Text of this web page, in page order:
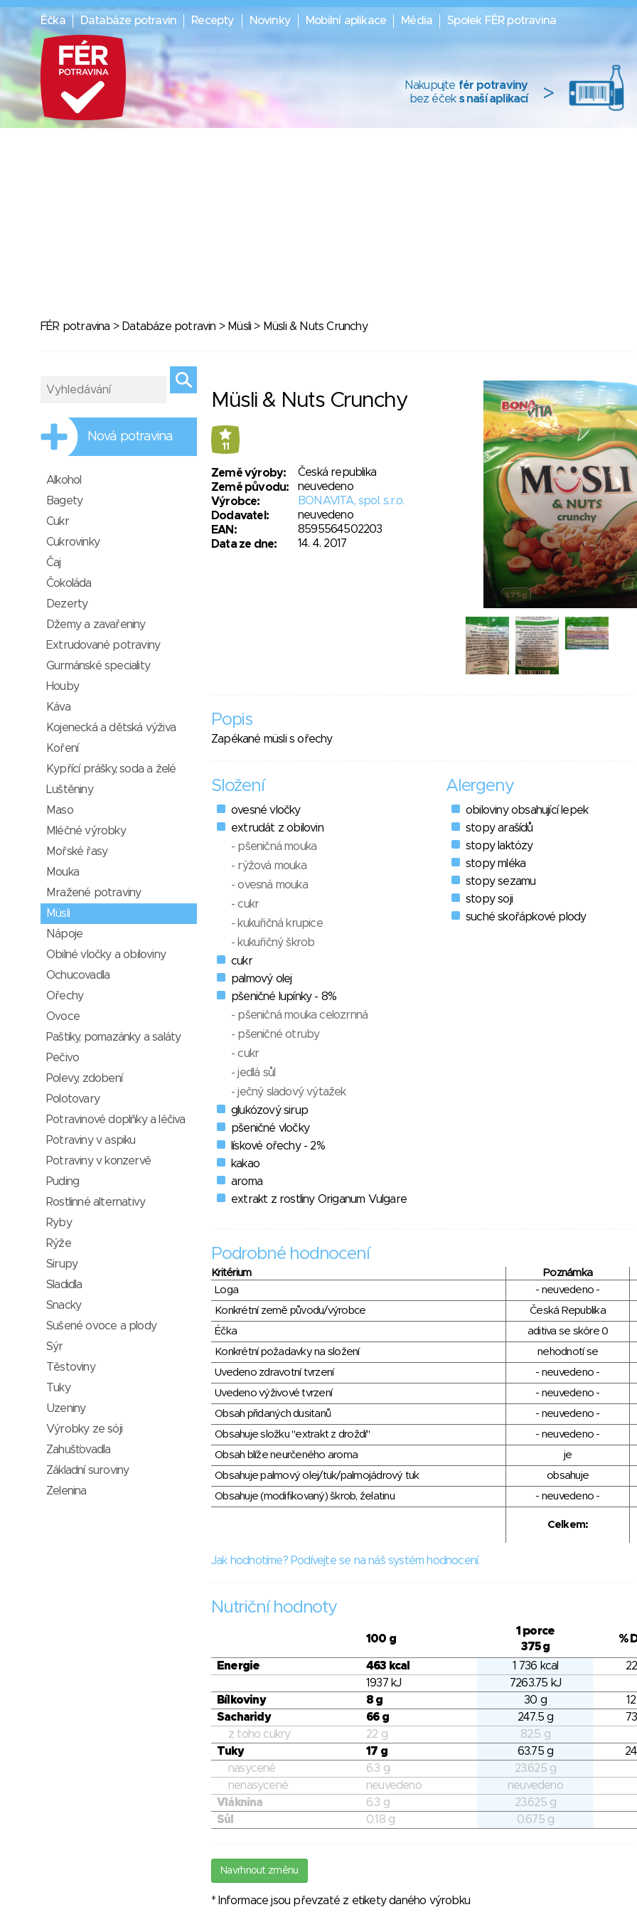
Éčka Databáze potravin Recepty Novinky Mobilní aplikace Média Spolek FÉR potravina
Nakupujte fér potraviny
bez éček s naší aplikací >
FÉR potravina > Databáze potravin > Müsli > Müsli & Nuts Crunchy
Müsli & Nuts Crunchy
11
Země výroby:
Česká republika
Země původu:
neuvedeno
Výrobce:
BONAVITA, spol. s.r.o.
Dodavatel:
neuvedeno
EAN:
8595564502203
Data ze dne:
14. 4. 2017
Popis
Zapékané müsli s ořechy
Složení
ovesné vločky
extrudát z obilovin
- pšeničná mouka
- rýžová mouka
- ovesná mouka
- cukr
- kukuřičná krupice
- kukuřičný škrob
cukr
palmový olej
pšeničné lupínky - 8%
- pšeničná mouka celozrnná
- pšeničné otruby
- cukr
- jedlá sůl
- ječný sladový výtažek
glukózový sirup
pšeničné vločky
lískové ořechy - 2%
kakao
aroma
extrakt z rostliny Origanum Vulgare
Alergeny
obiloviny obsahující lepek
stopy arašídů
stopy laktózy
stopy mléka
stopy sezamu
stopy soji
suché skořápkové plody
Podrobné hodnocení
Kritérium
Poznámka
Loga
- neuvedeno -
Konkrétní země původu/výrobce
Česká Republika
Éčka
aditiva se skóre 0
Konkrétní požadavky na složení
nehodnotí se
Uvedeno zdravotní tvrzení
- neuvedeno -
Uvedeno výživové tvrzení
- neuvedeno -
Obsah přidaných dusitanů
- neuvedeno -
Obsahuje složku "extrakt z droždí"
- neuvedeno -
Obsah blíže neurčeného aroma
je
Obsahuje palmový olej/tuk/palmojádrový tuk
obsahuje
Obsahuje (modifikovaný) škrob, želatinu
- neuvedeno -
Celkem:
Jak hodnotíme? Podívejte se na náš systém hodnocení.
Nutriční hodnoty
100 g
1 porce
375 g
%
Energie 463 kcal 1 736 kcal
1937 kJ
7263.75 kJ
Bílkoviny
8 g 30 g
Sacharidy
66 g 247.5 g
z toho cukry
22 g
82.5 g
Tuky
17 g 63.75 g
nasycené
6.3 g
23.625 g
nenasycené
neuvedeno
neuvedeno
Vláknina
6.3 g
23.625 g
Sůl
0.18 g 0.675 g
Navrhnout změnu
* Informace jsou převzaté z etikety daného výrobku
Nová potravina
Alkohol
Bagety
Cukr
Cukrovinky
Čaj
Čokoláda
Dezerty
Džemy a zavařeniny
Extrudované potraviny
Gurmánské speciality
Houby
Káva
Kojenecká a dětská výživa
Koření
Kypřící prášky, soda a želé
Luštěniny
Maso
Mléčné výrobky
Mořské řasy
Mouka
Mražené potraviny
Müsli
Nápoje
Obilné vločky a obiloviny
Ochucovadla
Ořechy
Ovoce
Paštiky, pomazánky a saláty
Pečivo
Polevy, zdobení
Polotovary
Potravinové doplňky a léčiva
Potraviny v aspiku
Potraviny v konzervě
Puding
Rostlinné alternativy
Ryby
Rýže
Sirupy
Sladidla
Snacky
Sušené ovoce a plody
Sýr
Těstoviny
Tuky
Uzeniny
Výrobky ze sóji
Zahušťovadla
Základní suroviny
Zelenina